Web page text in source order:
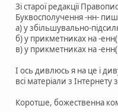
Зі старої редакції
Буквосполучення -нн-
а) у збільшувально-
б) у прикметниках на -
в) у прикметниках на -
І ось дивлюсь я на це і
всі матеріали з
Коротше, божественна